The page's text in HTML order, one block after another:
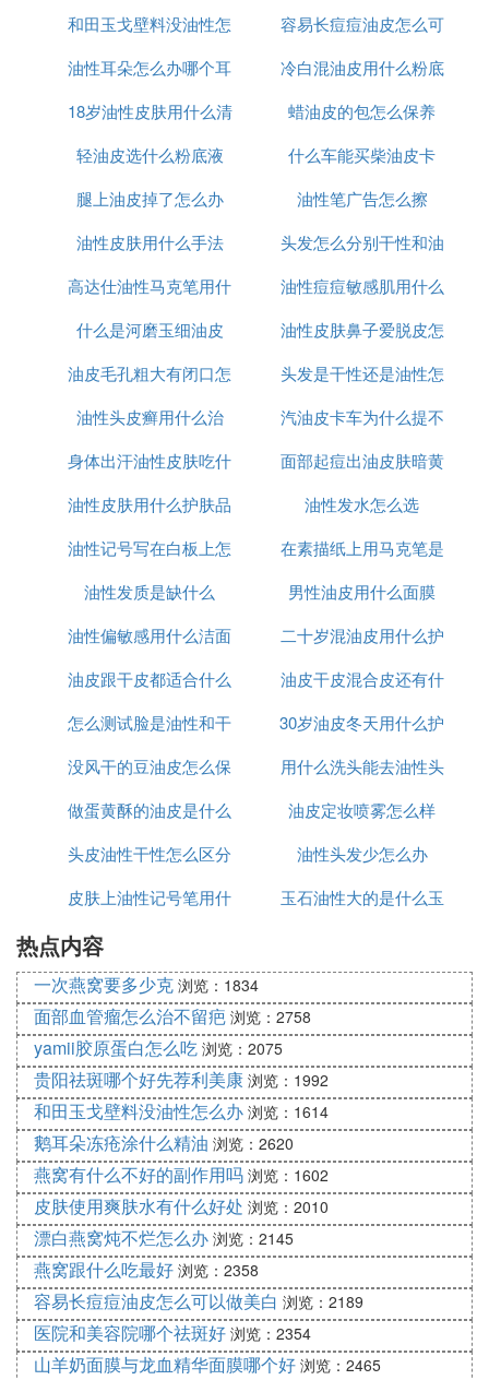
的轮上，在吧另一个大力的，按在空气压缩机的轮上
不就行了，很简单的啦啦哈哈。。
5. dk4a柴油发动机皮带怎么装
这柴油版的才是工程老板的最爱，但是还是要必须解
第二天打不着火了，那可就没人买了，一定要做好油
箱的保温和加热功能，只有这样才能让更多的人人愿
意使用柴油车。
6. 江铃域虎JX4D24A5L正时怎么对
各各车型都有正时标记或是特定的正时工具,至于如
何判断正时的正常嘛,如果有正时枪固然简单,如果没
发动机工作正常,没有回火,不放炮,动力强劲,油门反应
迅速,既已可判断为正时无异常!
7. 谁有江铃域虎发动机皮带绕法图片
安装江铃域虎发动机皮带，将江铃域虎发动机皮带的
螺丝拧紧，将江铃域虎发动机皮带的上方挂在发动机
皮带轮上；具体的操作步骤如下：
8. 江铃域虎发动机皮带安装示意图
摘要 您好，您的咨询的问题我已经看到，请稍等片
9. 江铃域虎皮卡发动机皮带怎么安装
配备的标马发动机。双凸轮轴，16气门，正时链条传
动，四缸高压共轨电控发动机，VGT增压器，电控水
冷EGR系统。
10. 江铃域虎皮带怎样安装
1,你可以先把皮带的一端放在小轮上,另着一端大的手
动安装,方法很简单但是千万要注意别挤到手了!你可
以把大轮上的皮带先套上一半,然后再轻轻的转动轴,
这样皮带就可以安装上了,你可以放心不会损坏两边
轴的!希望你对有所帮助!
和田玉戈壁料没油性怎
么办
容易长痘痘油皮怎么可
以做美白
油性耳朵怎么办哪个耳
液好
冷白混油皮用什么粉底
18岁油性皮肤用什么清
洁面膜
蜡油皮的包怎么保养
轻油皮选什么粉底液
什么车能买柴油皮卡
腿上油皮掉了怎么办
油性笔广告怎么擦
油性皮肤用什么手法
头发怎么分别干性和油
性
高达仕油性马克笔用什
么稀释液
油性痘痘敏感肌用什么
水乳
什么是河磨玉细油皮
油性皮肤鼻子爱脱皮怎
么回事
油皮毛孔粗大有闭口怎
么上粉底
头发是干性还是油性怎
么判断
油性头皮癣用什么治
汽油皮卡车为什么提不
起速
身体出汗油性皮肤吃什
么药
面部起痘出油皮肤暗黄
怎么办
油性皮肤用什么护肤品
可以祛痘
油性发水怎么选
油性记号写在白板上怎
么擦掉
在素描纸上用马克笔是
水性和油性有什么区别
油性发质是缺什么
男性油皮用什么面膜
油性偏敏感用什么洁面
二十岁混油皮用什么护
肤品
油皮跟干皮都适合什么
防晒
油皮干皮混合皮还有什
么皮
怎么测试脸是油性和干
行
30岁油皮冬天用什么护
肤品
没风干的豆油皮怎么保
存
用什么洗头能去油性头
发
做蛋黄酥的油皮是什么
油皮定妆喷雾怎么样
头皮油性干性怎么区分
油性头发少怎么办
皮肤上油性记号笔用什
玉石油性大的是什么玉
热点内容
一次燕窝要多少克 浏览：1834
面部血管瘤怎么治不留疤 浏览：2758
yamii胶原蛋白怎么吃 浏览：2075
贵阳祛斑哪个好先荐利美康 浏览：1992
和田玉戈壁料没油性怎么办 浏览：1614
鹅耳朵冻疮涂什么精油 浏览：2620
燕窝有什么不好的副作用吗 浏览：1602
皮肤使用爽肤水有什么好处 浏览：2010
漂白燕窝炖不烂怎么办 浏览：2145
燕窝跟什么吃最好 浏览：2358
容易长痘痘油皮怎么可以做美白 浏览：2189
医院和美容院哪个祛斑好 浏览：2354
山羊奶面膜与龙血精华面膜哪个好 浏览：2465